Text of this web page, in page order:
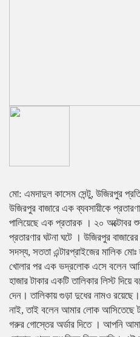
মো: এমদাদুল কাসেম সেন্টু, উজিরপুর
উজিরপুর বাজারে এক ব্যবসায়ীকে
পালিয়েছে এক প্রতারক । ২০ অক্টোবর
প্রতারণার ঘটনা ঘটে । উজিরপুর
সদস্য, সততা এন্টারপ্রাইজের মালিক
খোলার পর এক ভদ্রলোক এসে বলেন
হাজার টাকার একটি তালিকার লিস্ট
দেন। তালিকায় গুড়া দুধের নামও
নাই, তাই বলেন আমার লোক আসিতেছে
গরুর গোস্তের অর্ডার দিতে । আপনি